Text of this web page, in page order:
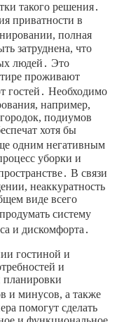
такого решения․
приватности в
полная
затруднена, что
людей․ Это
проживают
гостей․ Необходимо
например,
подиумов
хотя бы
одним негативным
уборки и
В связи
неаккуратность
виде всего
систему
и дискомфорта․
гостиной и
и
планировки
и минусов, а также
помогут сделать